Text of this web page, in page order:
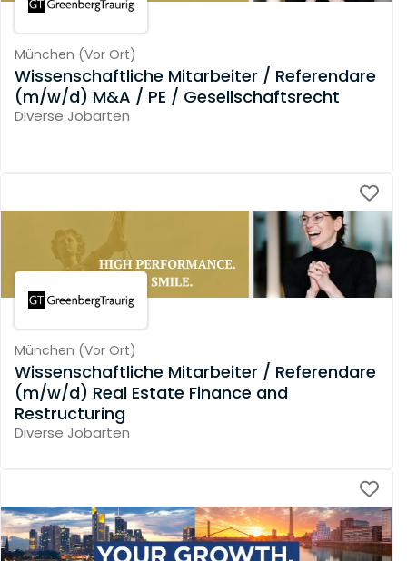
München (Vor Ort)
Wissenschaftliche Mitarbeiter / Referendare
(m/w/d) M&A / PE / Gesellschaftsrecht
Diverse Jobarten
München (Vor Ort)
Wissenschaftliche Mitarbeiter / Referendare
(m/w/d) Real Estate Finance and
Restructuring
Diverse Jobarten